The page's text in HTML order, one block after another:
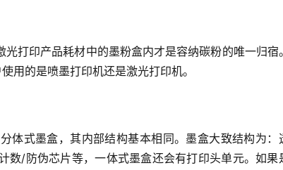
打印产品耗材中的墨粉盒内才是容纳碳粉的唯一归宿
用的是喷墨打印机还是激光打印机。
体式墨盒，其内部结构基本相同。墨盒大致结构为：
数/防伪芯片等，一体式墨盒还会有打印头单元。如果